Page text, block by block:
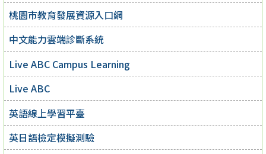
桃園市教育發展資源入口網
中文能力雲端診斷系統
Live ABC Campus Learning
Live ABC
英語線上學習平臺
英日語檢定模擬測驗